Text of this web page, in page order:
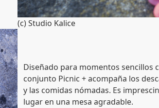
(c) Studio Kalice
Diseñado para momentos sencillos
conjunto Picnic + acompaña los
y las comidas nómadas. Es
lugar en una mesa agradable.